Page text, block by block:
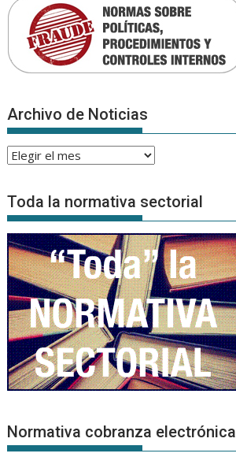
Archivo de Noticias
Archivo
Noticias
Toda la normativa sectorial
Normativa cobranza electrónica